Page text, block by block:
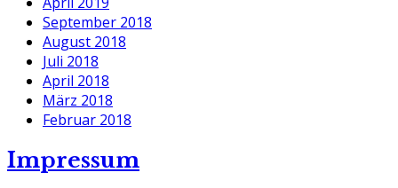
September 2018
August 2018
Juli 2018
April 2018
März 2018
Februar 2018
Impressum